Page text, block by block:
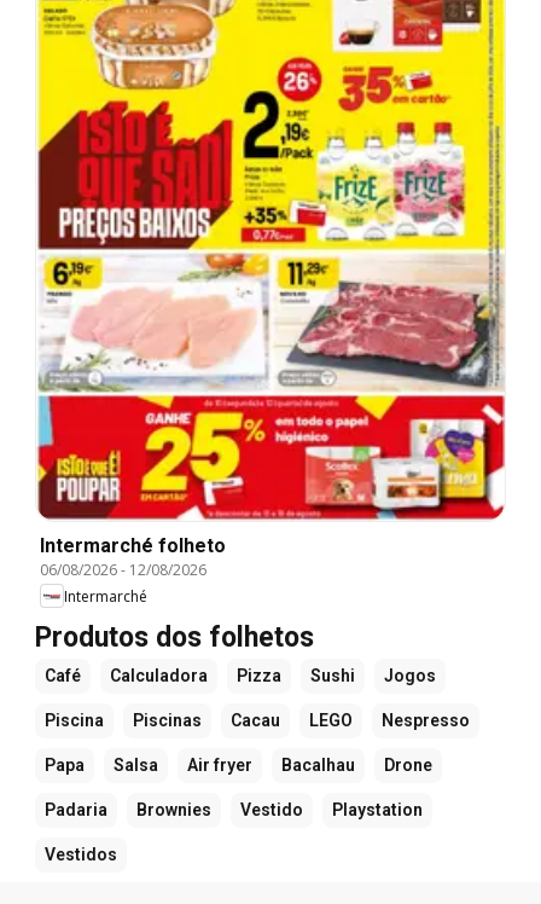
Intermarché folheto
06/08/2026- 12/08/2026
Intermarché
Produtos dos folhetos
Café Calculadora Pizza Sushi Jogos
Piscina Piscinas Cacau LEGO Nespresso
Papa Salsa Air fryer Bacalhau Drone
Padaria Brownies Vestido Playstation
Vestidos